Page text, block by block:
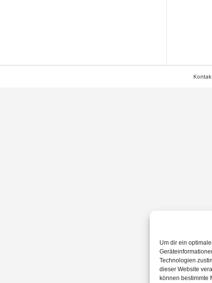
Um dir ein
Technologien
dieser Website
können bestimmte